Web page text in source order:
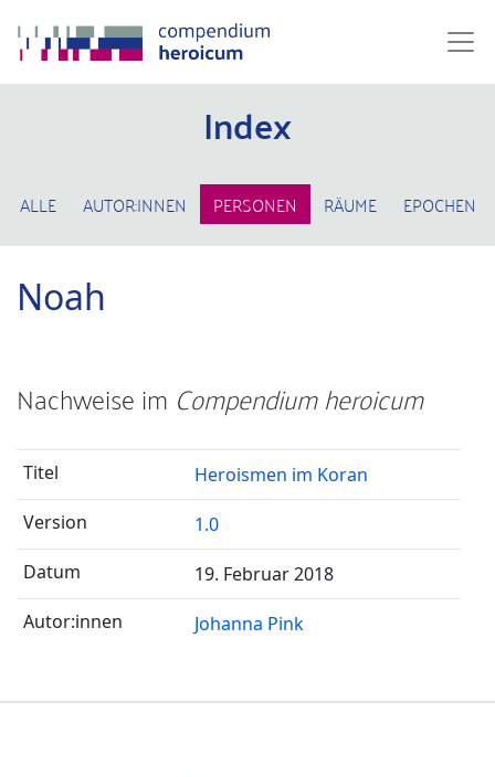
Index
ALLE AUTOR:INNEN PERSONEN RÄUME EPOCHEN
Noah
Nachweise im Compendium heroicum
Heroismen im Koran
1.0
19. Februar 2018
Johanna Pink